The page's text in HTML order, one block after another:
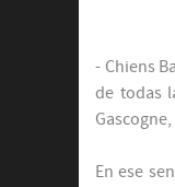
- Chiens
de todas
En ese